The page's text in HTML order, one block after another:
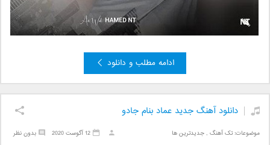
ادامه مطلب و دانلود
دانلود آهنگ جدید عماد بنام جادو
موضوعات:تک آهنگ ,جدیدترین ها بدون نظر 12 آگوست 2020